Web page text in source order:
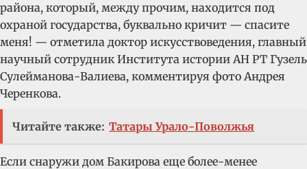
района, который, между прочим, находится под
охраной государства, буквально кричит — спасите
меня! — отметила доктор искусствоведения, главный
научный сотрудник Института истории АН РТ Гузель
Сулейманова-Валиева, комментируя фото Андрея
Черенкова.
Читайте также: Татары Урало-Поволжья
Если снаружи дом Бакирова еще более-менее